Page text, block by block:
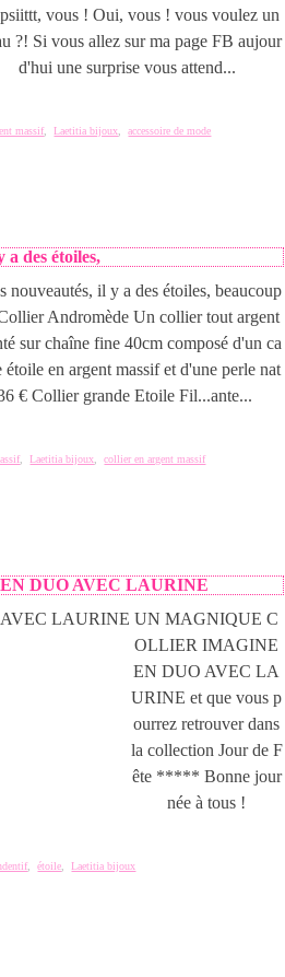
vous ! Oui, vous ! vous voulez un
?! Si vous allez sur ma page FB aujour
d'hui une surprise vous attend...
massif,Laetitia bijoux ,accessoire de mode
a des étoiles,
nouveautés, il y a des étoiles, beaucoup
Andromède Un collier tout argent
sur chaîne fine 40cm composé d'un ca
étoile en argent massif et d'une perle nat
€ Collier grande Etoile Fil...ante...
,Laetitia bijoux ,collier en argent massif
DUO AVEC LAURINE
UN MAGNIQUE C
OLLIER IMAGINE
EN DUO AVEC LA
URINE et que vous p
ourrez retrouver dans
la collection Jour de F
ête ***** Bonne jour
née à tous !
,étoile ,Laetitia bijoux